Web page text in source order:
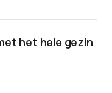
het hele gezin